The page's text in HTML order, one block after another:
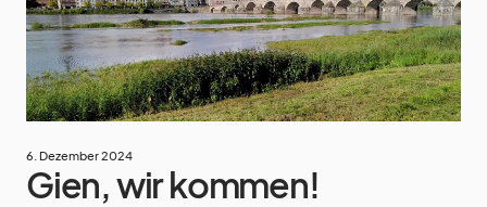
6. Dezember 2024
Gien, wir kommen!